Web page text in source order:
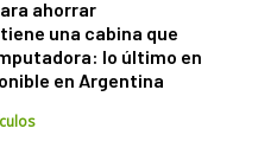
ahorrar
una cabina que
lo último en
en Argentina